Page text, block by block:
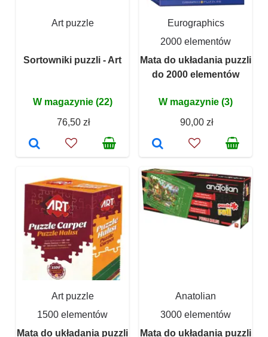
Art puzzle
Sortowniki puzzli - Art
W magazynie (22)
76,50 zł
Eurographics
2000 elementów
Mata do układania puzzli
do 2000 elementów
W magazynie (3)
90,00 zł
Art puzzle
1500 elementów
Mata do układania puzzli
Anatolian
3000 elementów
Mata do układania puzzli